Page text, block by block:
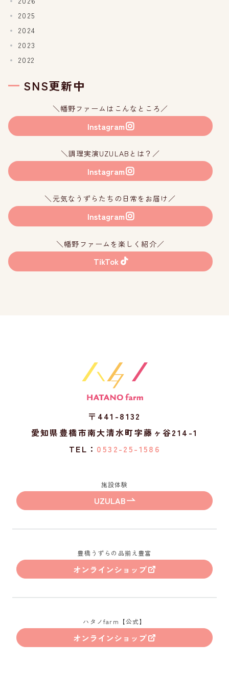
2025
2024
2023
2022
SNS更新中
＼幡野ファームはこんなところ／
Instagram
＼調理実演UZULABとは？／
Instagram
＼元気なうずらたちの日常をお届け／
Instagram
＼幡野ファームを楽しく紹介／
TikTok
〒441-8132
愛知県豊橋市南大清水町字藤ヶ谷214-1
TEL： 0532-25-1586
施設体験
UZULAB
豊橋うずらの品揃え豊富
オンラインショップ
ハタノfarm【公式】
オンラインショップ